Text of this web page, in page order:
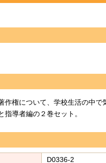
作権について、学校生活の中
指導者編の２巻セット。
D0336-2